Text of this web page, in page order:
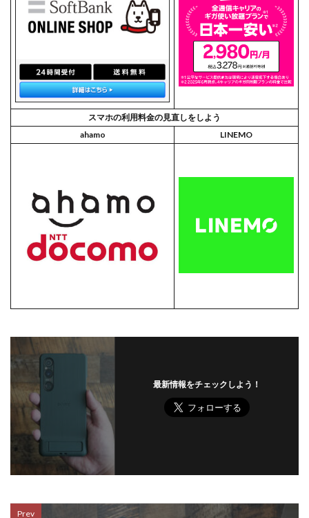
スマホの利用料金の見直しをしよう
ahamo
LINEMO
最新情報をチェックしよう！
Prev